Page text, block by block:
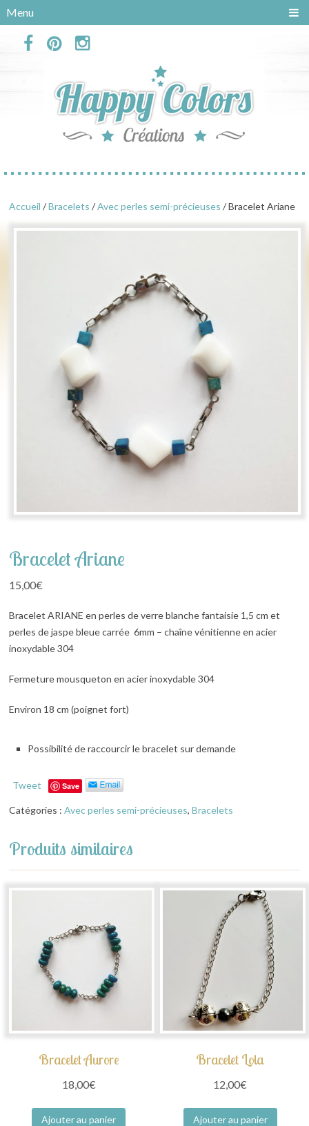
Menu
Accueil /Bracelets /Avec perles semi-précieuses / Bracelet Ariane
Bracelet Ariane
15,00€
Bracelet ARIANE en perles de verre blanche fantaisie 1,5 cm et
perles de jaspe bleue carrée 6mm – chaîne vénitienne en acier
inoxydable 304
Fermeture mousqueton en acier inoxydable 304
Environ 18 cm (poignet fort)
Possibilité de raccourcir le bracelet sur demande
Tweet Save
Catégories :Avec perles semi-précieuses,Bracelets
Produits similaires
Bracelet Aurore
18,00€
Ajouter au panier
Bracelet Lola
12,00€
Ajouter au panier
Panneau de gestion des cookies